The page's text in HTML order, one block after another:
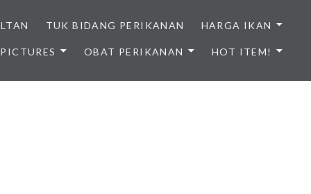
TUK BIDANG PERIKANAN HARGA IKAN
PICTURES OBAT PERIKANAN HOT ITEM!